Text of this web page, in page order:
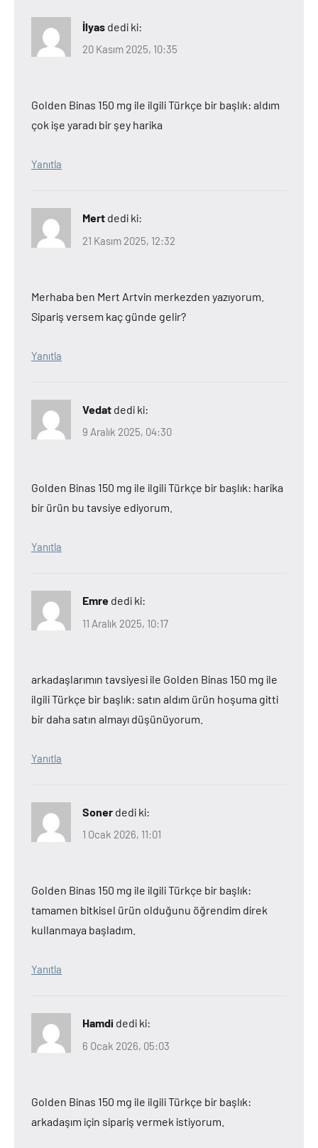
İlyas dedi ki:
20 Kasım 2025, 10:35
Golden Binas 150 mg ile ilgili Türkçe bir başlık: aldım
çok işe yaradı bir şey harika
Yanıtla
Mert dedi ki:
21 Kasım 2025, 12:32
Merhaba ben Mert Artvin merkezden yazıyorum.
Sipariş versem kaç günde gelir?
Yanıtla
Vedat dedi ki:
9 Aralık 2025, 04:30
Golden Binas 150 mg ile ilgili Türkçe bir başlık: harika
bir ürün bu tavsiye ediyorum.
Yanıtla
Emre dedi ki:
11 Aralık 2025, 10:17
arkadaşlarımın tavsiyesi ile Golden Binas 150 mg ile
ilgili Türkçe bir başlık: satın aldım ürün hoşuma gitti
bir daha satın almayı düşünüyorum.
Yanıtla
Soner dedi ki:
1 Ocak 2026, 11:01
Golden Binas 150 mg ile ilgili Türkçe bir başlık:
tamamen bitkisel ürün olduğunu öğrendim direk
kullanmaya başladım.
Yanıtla
Hamdi dedi ki:
6 Ocak 2026, 05:03
Golden Binas 150 mg ile ilgili Türkçe bir başlık:
arkadaşım için sipariş vermek istiyorum.